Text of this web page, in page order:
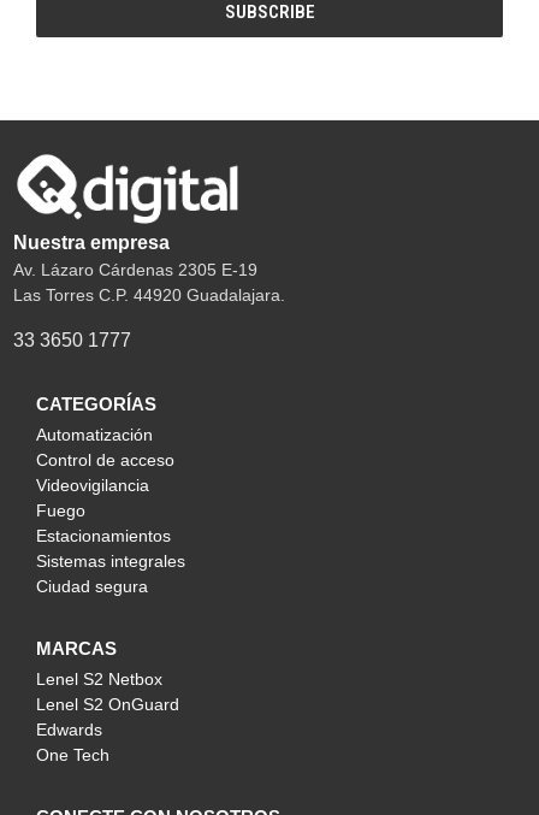
Nuestra empresa
Av. Lázaro Cárdenas 2305 E-19
Las Torres C.P. 44920 Guadalajara.
33 3650 1777
CATEGORÍAS
Automatización
Control de acceso
Videovigilancia
Fuego
Estacionamientos
Sistemas integrales
Ciudad segura
MARCAS
Lenel S2 Netbox
Lenel S2 OnGuard
Edwards
One Tech